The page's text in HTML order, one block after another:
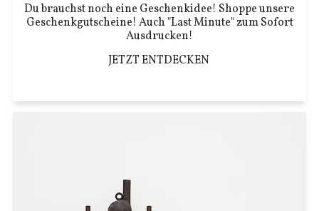
Du brauchst noch eine Geschenkidee! Shoppe unsere
Geschenkgutscheine! Auch "Last Minute" zum Sofort
Ausdrucken!
JETZT ENTDECKEN